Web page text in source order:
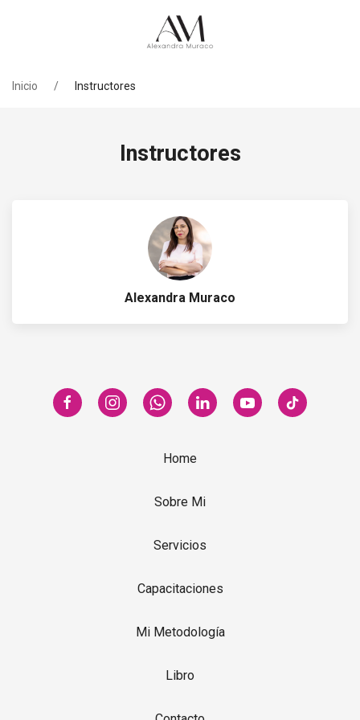
Inicio Instructores
Instructores
Alexandra Muraco
Home
Sobre Mi
Servicios
Capacitaciones
Mi Metodología
Libro